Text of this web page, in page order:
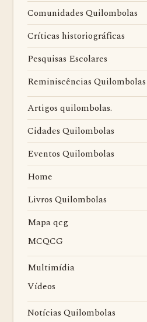
Comunidades Quilombolas
Críticas historiográficas
Pesquisas Escolares
Reminiscências Quilombolas
Artigos quilombolas.
Cidades Quilombolas
Eventos Quilombolas
Home
Livros Quilombolas
Mapa qcg
MCQCG
Multimídia
Vídeos
Notícias Quilombolas